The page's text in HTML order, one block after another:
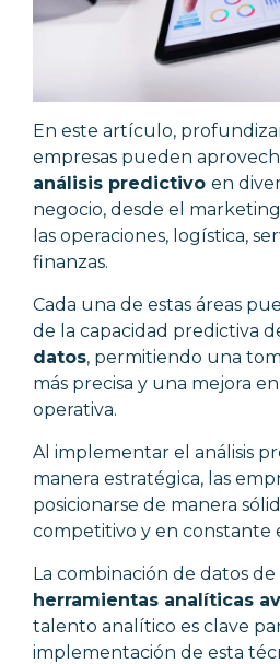
En este artículo,
empresas pueden
análisis predictivo en
negocio, desde el
las operaciones, logística,
finanzas.
Cada una de estas áreas
de la capacidad predictiva
datos, permitiendo una
más precisa y una mejora
operativa.
Al implementar el análisis
manera estratégica, las
posicionarse de manera
competitivo y en constante
La combinación de datos de
herramientas analíticas
talento analítico es clave
implementación de esta